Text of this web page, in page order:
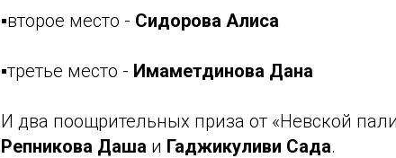
▪️второе место - Сидорова Алиса
▪️третье место - Имаметдинова Дана
И два поощрительных приза от «Невской
Репникова Даша и Гаджикуливи Сада.